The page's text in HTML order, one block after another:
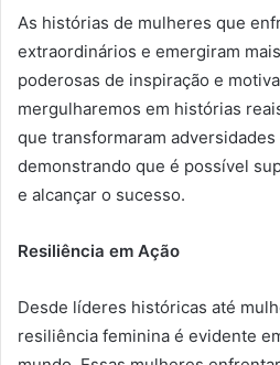
As histórias de mulheres que
extraordinários e emergiram
poderosas de inspiração e
mergulharemos em histórias
que transformaram
demonstrando que é possível
e alcançar o sucesso.
Resiliência em Ação
Desde líderes históricas até
resiliência feminina é evidente